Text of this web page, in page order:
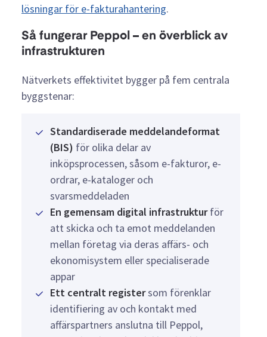
lösningar för e-fakturahantering.
Så fungerar Peppol – en överblick av
infrastrukturen
Nätverkets effektivitet bygger på fem centrala
byggstenar:
Standardiserade meddelandeformat
(BIS) för olika delar av
inköpsprocessen, såsom e-fakturor, e-
ordrar, e-kataloger och
svarsmeddeladen
En gemensam digital infrastrukturför
att skicka och ta emot meddelanden
mellan företag via deras affärs- och
ekonomisystem eller specialiserade
appar
Ett centralt registersom förenklar
identifiering av och kontakt med
affärspartners anslutna till Peppol,